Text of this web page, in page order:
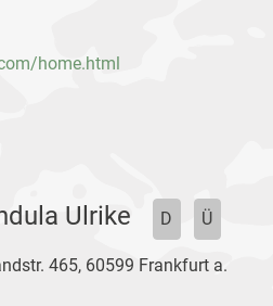
home.html
Ulrike D Ü
465, 60599 Frankfurt a.